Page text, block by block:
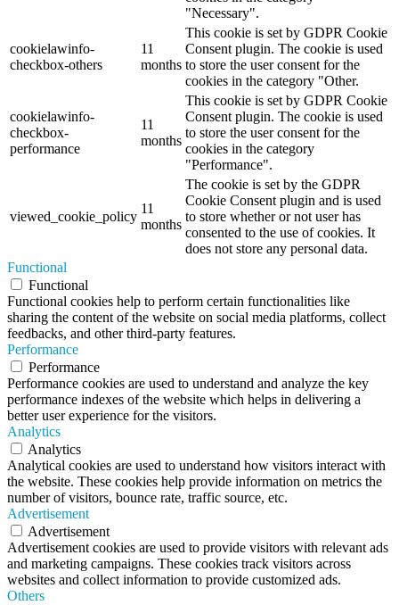
"Necessary".
cookielawinfo-
checkbox-others
11
months
This cookie is set by GDPR Cookie
Consent plugin. The cookie is used
to store the user consent for the
cookies in the category "Other.
cookielawinfo-
checkbox-
performance
11
months
This cookie is set by GDPR Cookie
Consent plugin. The cookie is used
to store the user consent for the
cookies in the category
"Performance".
viewed_cookie_policy
11
months
The cookie is set by the GDPR
Cookie Consent plugin and is used
to store whether or not user has
consented to the use of cookies. It
does not store any personal data.
Functional
Functional
Functional cookies help to perform certain functionalities like
sharing the content of the website on social media platforms, collect
feedbacks, and other third-party features.
Performance
Performance
Performance cookies are used to understand and analyze the key
performance indexes of the website which helps in delivering a
better user experience for the visitors.
Analytics
Analytics
Analytical cookies are used to understand how visitors interact with
the website. These cookies help provide information on metrics the
number of visitors, bounce rate, traffic source, etc.
Advertisement
Advertisement
Advertisement cookies are used to provide visitors with relevant ads
and marketing campaigns. These cookies track visitors across
websites and collect information to provide customized ads.
Others